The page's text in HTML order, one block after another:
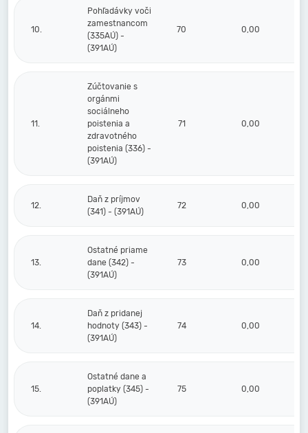
10.
Pohľadávky voči
zamestnancom
(335AÚ) -
(391AÚ)
70 0,00
11.
Zúčtovanie s
orgánmi
sociálneho
poistenia a
zdravotného
poistenia (336) -
(391AÚ)
71 0,00
12.
Daň z príjmov
(341) - (391AÚ)
72 0,00
13.
Ostatné priame
dane (342) -
(391AÚ)
73 0,00
14.
Daň z pridanej
hodnoty (343) -
(391AÚ)
74 0,00
15.
Ostatné dane a
poplatky (345) -
(391AÚ)
75 0,00